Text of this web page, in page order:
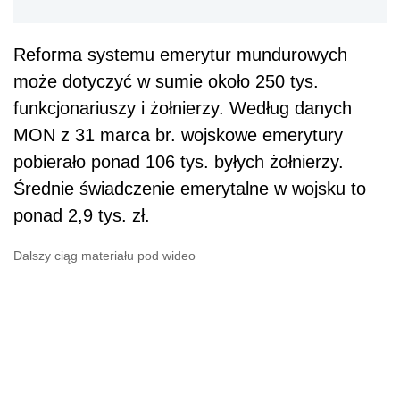
Reforma systemu emerytur mundurowych
może dotyczyć w sumie około 250 tys.
funkcjonariuszy i żołnierzy. Według danych
MON z 31 marca br. wojskowe emerytury
pobierało ponad 106 tys. byłych żołnierzy.
Średnie świadczenie emerytalne w wojsku to
ponad 2,9 tys. zł.
Dalszy ciąg materiału pod wideo